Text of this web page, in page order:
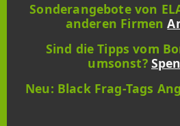
Sonderangebote von
anderen Firmen
Sind die Tipps vom
umsonst?
Neu: Black Frag-Tags